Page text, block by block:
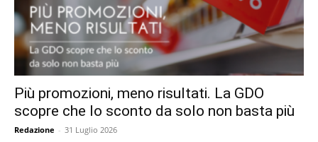
Più promozioni, meno risultati. La GDO
scopre che lo sconto da solo non basta più
Redazione - 31 Luglio 2026